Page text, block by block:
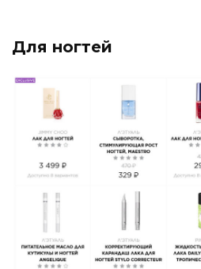
Для ногтей